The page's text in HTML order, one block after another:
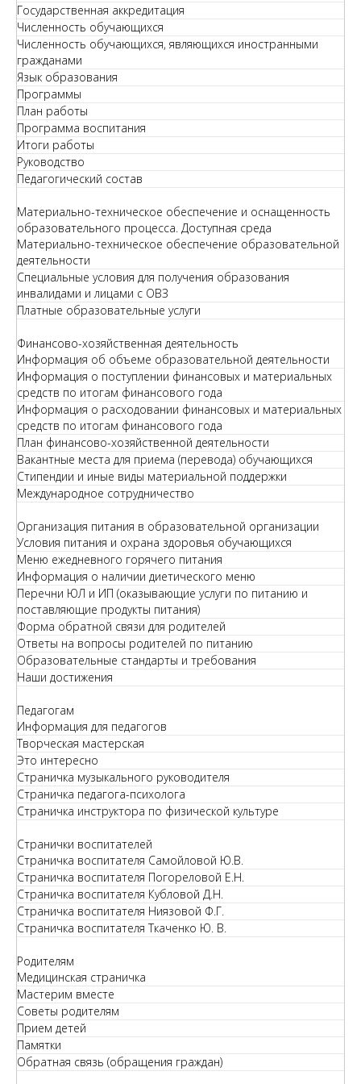
Государственная аккредитация
Численность обучающихся
Численность обучающихся, являющихся иностранными
гражданами
Язык образования
Программы
План работы
Программа воспитания
Итоги работы
Руководство
Педагогический состав
Материально-техническое обеспечение и оснащенность
образовательного процесса. Доступная среда
Материально-техническое обеспечение образовательной
деятельности
Специальные условия для получения образования
инвалидами и лицами с ОВЗ
Платные образовательные услуги
Финансово-хозяйственная деятельность
Информация об объеме образовательной деятельности
Информация о поступлении финансовых и материальных
средств по итогам финансового года
Информация о расходовании финансовых и материальных
средств по итогам финансового года
План финансово-хозяйственной деятельности
Вакантные места для приема (перевода) обучающихся
Стипендии и иные виды материальной поддержки
Международное сотрудничество
Организация питания в образовательной организации
Условия питания и охрана здоровья обучающихся
Меню ежедневного горячего питания
Информация о наличии диетического меню
Перечни ЮЛ и ИП (оказывающие услуги по питанию и
поставляющие продукты питания)
Форма обратной связи для родителей
Ответы на вопросы родителей по питанию
Образовательные стандарты и требования
Наши достижения
Педагогам
Информация для педагогов
Творческая мастерская
Это интересно
Страничка музыкального руководителя
Страничка педагога-психолога
Страничка инструктора по физической культуре
Странички воспитателей
Страничка воспитателя Самойловой Ю.В.
Страничка воспитателя Погореловой Е.Н.
Страничка воспитателя Кубловой Д.Н.
Страничка воспитателя Ниязовой Ф.Г.
Страничка воспитателя Ткаченко Ю. В.
Родителям
Медицинская страничка
Мастерим вместе
Советы родителям
Прием детей
Памятки
Обратная связь (обращения граждан)